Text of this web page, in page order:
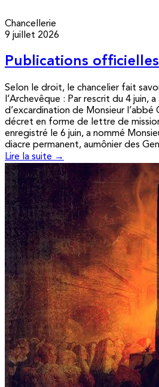
Chancellerie
9 juillet 2026
Publications
Selon le droit, le chancelier fait
l’Archevêque : Par rescrit du 4 juin,
d’excardination de Monsieur l’abbé
décret en forme de lettre de
enregistré le 6 juin, a nommé
diacre permanent, aumônier des
Lire la suite →